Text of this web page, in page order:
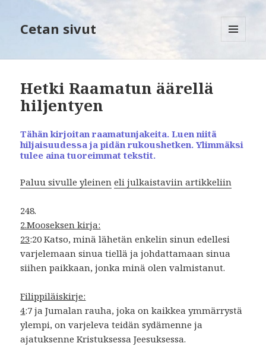
Cetan sivut
JA
Hetki Raamatun äärellä
hiljentyen
Tähän kirjoitan raamatunjakeita. Luen niitä
hiljaisuudessa ja pidän rukoushetken. Ylimmäksi
tulee aina tuoreimmat tekstit.
Paluu sivulle yleinen eli julkaistaviin artikkeliin
248.
2.Mooseksen kirja:
23:20 Katso, minä lähetän enkelin sinun edellesi
varjelemaan sinua tiellä ja johdattamaan sinua
siihen paikkaan, jonka minä olen valmistanut.
Filippiläiskirje:
4:7 ja Jumalan rauha, joka on kaikkea ymmärrystä
ylempi, on varjeleva teidän sydämenne ja
ajatuksenne Kristuksessa Jeesuksessa.